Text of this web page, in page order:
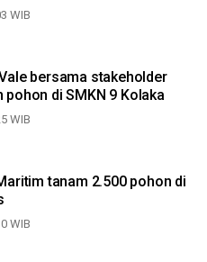
WIB
bersama stakeholder
pohon di SMKN 9 Kolaka
WIB
tanam 2.500 pohon di
WIB